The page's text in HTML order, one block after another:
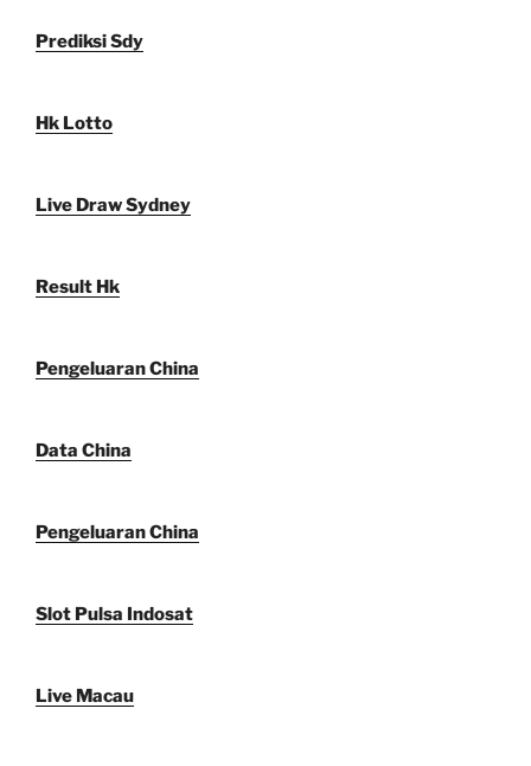
Prediksi Sdy
Hk Lotto
Live Draw Sydney
Result Hk
Pengeluaran China
Data China
Pengeluaran China
Slot Pulsa Indosat
Live Macau